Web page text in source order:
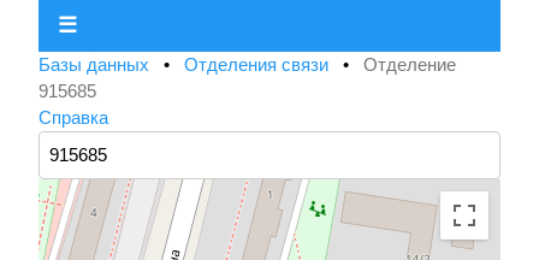
☰
Базы данных • Отделения связи • Отделение
915685
Справка